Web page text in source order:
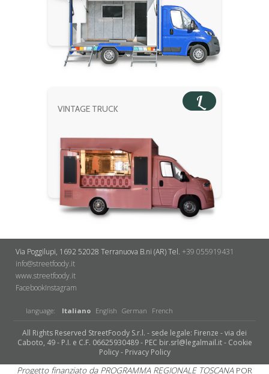
VINTAGE TRUCK L
Via Poggilupi, 1692 52028 Terranuova B.ni (AR)Tel. +39 055919431
info@streetfoody.it
www.streetfoody.it
Facebook​Instagram
language: Italiano English German French
All Rights Reserved StreetFoody S.r.l. - sede legale: Firenze - via dei
Caboto, 49 - P.I. e C.F. 06625930489 - PEC bir.srl@legalmail.it - Cookie
Policy- Privacy Policy
Progetto finanziato da PROGRAMMA REGIONALE TOSCANA POR